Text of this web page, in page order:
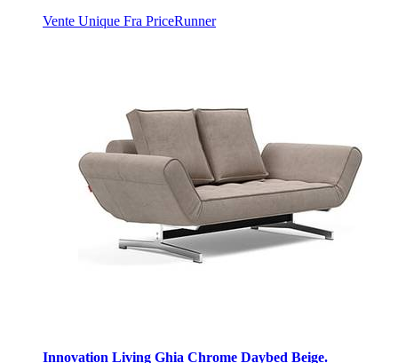
Vente Unique Fra PriceRunner
Innovation Living Ghia Chrome Daybed Beige.